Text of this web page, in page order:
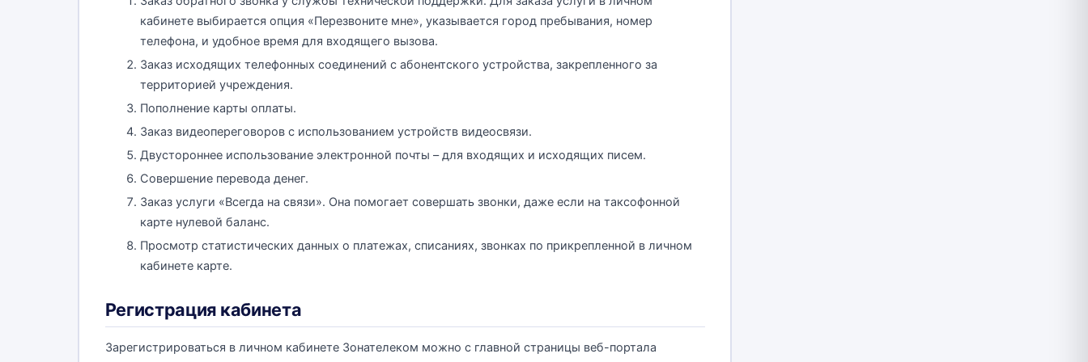
кабинете выбирается опция «Перезвоните мне», указывается город пребывания, номер
телефона, и удобное время для входящего вызова.
Заказ исходящих телефонных соединений с абонентского устройства, закрепленного за
территорией учреждения.
Пополнение карты оплаты.
Заказ видеопереговоров с использованием устройств видеосвязи.
Двустороннее использование электронной почты – для входящих и исходящих писем.
Совершение перевода денег.
Заказ услуги «Всегда на связи». Она помогает совершать звонки, даже если на таксофонной
карте нулевой баланс.
Просмотр статистических данных о платежах, списаниях, звонках по прикрепленной в личном
кабинете карте.
Регистрация кабинета
Зарегистрироваться в личном кабинете Зонателеком можно с главной страницы веб-портала